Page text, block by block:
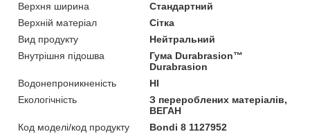
Верхня ширина
Стандартний
Верхній матеріал
Сітка
Вид продукту
Нейтральний
Внутрішня підошва
Гума Durabrasion™
Durabrasion
Водонепроникненість
HI
Екологічність
З перероблених матеріалів,
ВЕГАН
Код моделі/код продукту
Bondi 8 1127952